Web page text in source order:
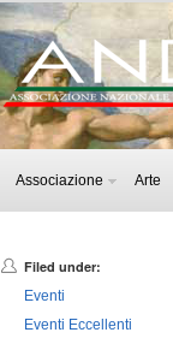
Associazione Arte
Filed under:
Eventi
Eventi Eccellenti